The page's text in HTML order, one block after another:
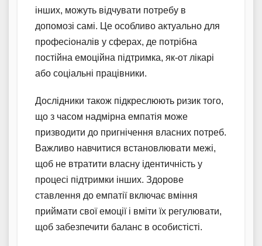
інших, можуть відчувати потребу в
допомозі самі. Це особливо актуально для
професіоналів у сферах, де потрібна
постійна емоційна підтримка, як-от лікарі
або соціальні працівники.
Дослідники також підкреслюють ризик того,
що з часом надмірна емпатія може
призводити до пригнічення власних потреб.
Важливо навчитися встановлювати межі,
щоб не втратити власну ідентичність у
процесі підтримки інших. Здорове
ставлення до емпатії включає вміння
приймати свої емоції і вміти їх регулювати,
щоб забезпечити баланс в особистісті.